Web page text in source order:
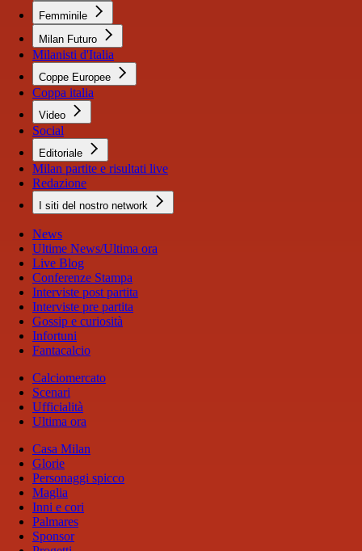
Femminile
Milan Futuro
Milanisti d'Italia
Coppe Europee
Coppa italia
Video
Social
Editoriale
Milan partite e risultati live
Redazione
I siti del nostro network
News
Ultime News/Ultima ora
Live Blog
Conferenze Stampa
Interviste post partita
Interviste pre partita
Gossip e curiosità
Infortuni
Fantacalcio
Calciomercato
Scenari
Ufficialità
Ultima ora
Casa Milan
Glorie
Personaggi spicco
Maglia
Inni e cori
Palmares
Sponsor